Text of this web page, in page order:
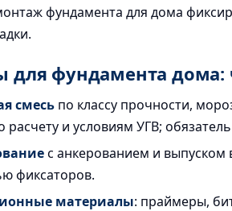
фундамента для дома
для фундамента дома:
смесь по классу прочности,
расчету и условиям УГВ;
с анкерованием и выпуском
фиксаторов.
материалы: праймеры,